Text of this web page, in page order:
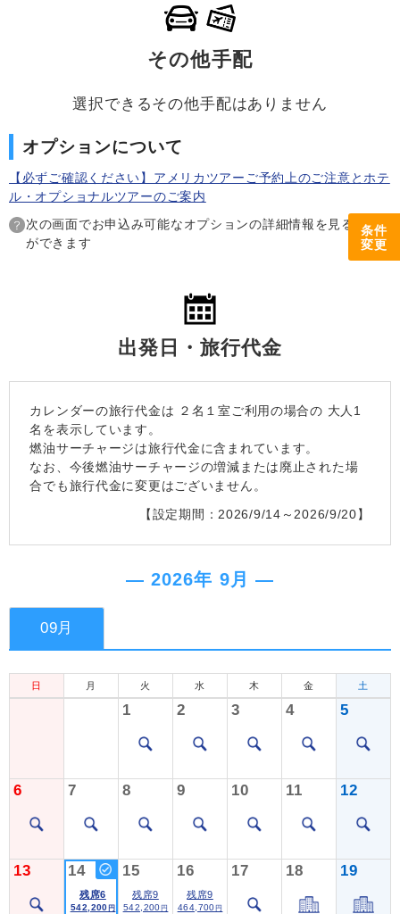
条件
変更
その他手配
選択できるその他手配はありません
オプションについて
【必ずご確認ください】アメリカツアーご予約上のご注意とホテ
ル・オプショナルツアーのご案内
次の画面でお申込み可能なオプションの詳細情報を見ること
ができます
出発日・旅行代金
カレンダーの旅行代金は ２名１室 ご利用の場合の 大人1
名を表示しています。
燃油サーチャージは旅行代金に含まれています。
なお、今後燃油サーチャージの増減または廃止された場
合でも旅行代金に変更はございません。
【設定期間：2026/9/14～2026/9/20】
― 2026年 9月 ―
09月
日 月 火 水 木 金 土
1 2 3 4 5
6 7 8 9 10 11 12
13 14
残席6
542,200 円
15
残席9
542,200 円
16
残席9
464,700 円
17 18 19